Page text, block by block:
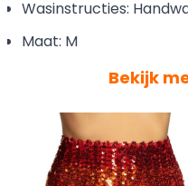
Wasinstructies:
Maat: M
Bekijk